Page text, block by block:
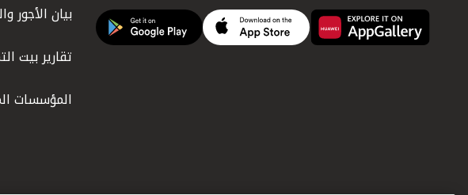
بيان الأجور
تقارير بيت
المؤسسات